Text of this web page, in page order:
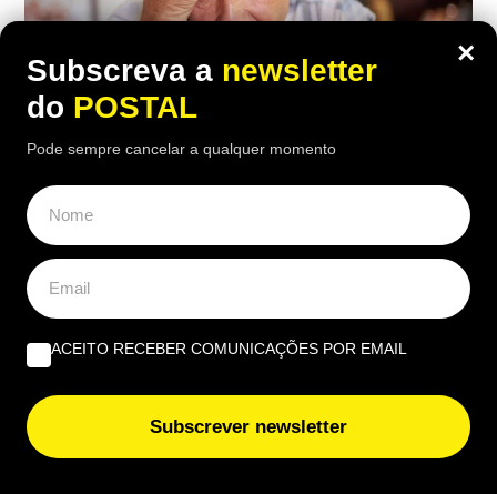
Inquilino recusou pagar taxa do lixo
porque o contrato não indicava o valor:
tribunal obrigou-o a pagar por este
motivo
O inquilino contestou a taxa do lixo por considerar
×
Subscreva a newsletter
do POSTAL
Pode sempre cancelar a qualquer momento
ACEITO RECEBER COMUNICAÇÕES POR EMAIL
Subscrever newsletter